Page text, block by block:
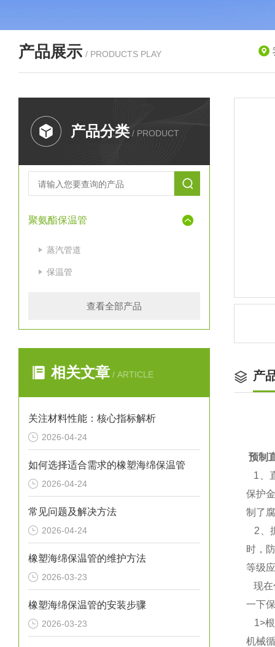
产品展示 / PRODUCTS PLAY
产品分类 / PRODUCT
聚氨酯保温管
蒸汽管道
保温管
查看全部产品
相关文章 / ARTICLE
关注材料性能：核心指标解析
2026-04-24
如何选择适合需求的橡塑海绵保温管
2026-04-24
常见问题及解决方法
2026-04-24
橡塑海绵保温管的维护方法
2026-03-23
橡塑海绵保温管的安装步骤
2026-03-23
产
预制
1、
保护
制了
2、
时，
等级
现在
一下
1>根
机械